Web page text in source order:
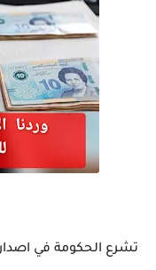
تشرع الحكومة في اصدار